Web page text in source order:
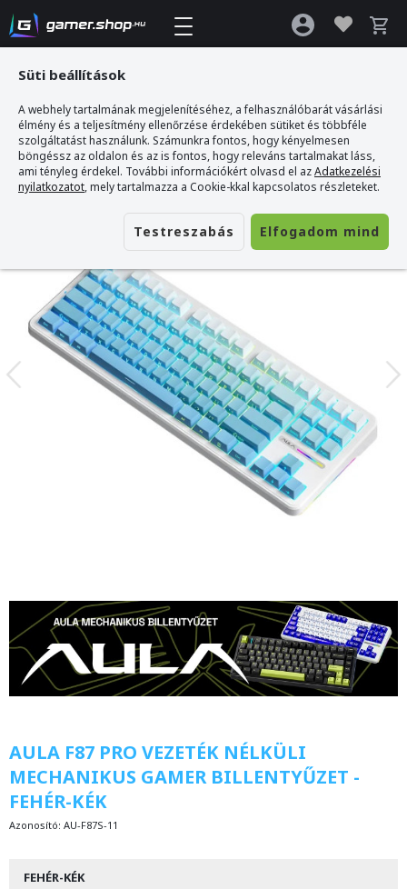
Gamer webshop >AULA F87 PRO Vezeték Nélküli Mechanikus Gamer
Billentyűzet - Fehér-Kék
AULA F87 PRO VEZETÉK NÉLKÜLI
MECHANIKUS GAMER BILLENTYŰZET -
FEHÉR-KÉK
Azonosító: AU-F87S-11
FEHÉR-KÉK
Süti beállítások
A webhely tartalmának megjelenítéséhez, a felhasználóbarát vásárlási
élmény és a teljesítmény ellenőrzése érdekében sütiket és többféle
szolgáltatást használunk. Számunkra fontos, hogy kényelmesen
böngéssz az oldalon és az is fontos, hogy releváns tartalmakat láss,
ami tényleg érdekel. További információkért olvasd el azAdatkezelési
nyilatkozatot, mely tartalmazza a Cookie-kkal kapcsolatos részleteket.
Testreszabás Elfogadom mind